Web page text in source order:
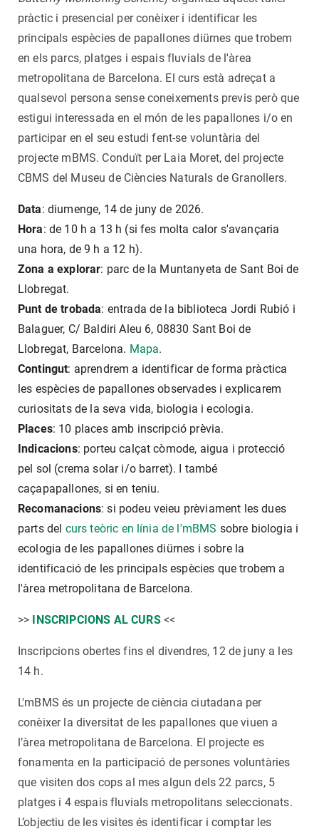
pràctic i presencial per conèixer i identificar les
principals espècies de papallones diürnes que trobem
en els parcs, platges i espais fluvials de l'àrea
metropolitana de Barcelona. El curs està adreçat a
qualsevol persona sense coneixements previs però que
estigui interessada en el món de les papallones i/o en
participar en el seu estudi fent-se voluntària del
projecte mBMS. Conduït per Laia Moret, del projecte
CBMS del Museu de Ciències Naturals de Granollers.
Data: diumenge, 14 de juny de 2026.
Hora: de 10 h a 13 h (si fes molta calor s'avançaria
una hora, de 9 h a 12 h).
Zona a explorar: parc de la Muntanyeta de Sant Boi de
Llobregat.
Punt de trobada: entrada de la biblioteca Jordi Rubió i
Balaguer, C/ Baldiri Aleu 6, 08830 Sant Boi de
Llobregat, Barcelona. Mapa.
Contingut: aprendrem a identificar de forma pràctica
les espècies de papallones observades i explicarem
curiositats de la seva vida, biologia i ecologia.
Places: 10 places amb inscripció prèvia.
Indicacions: porteu calçat còmode, aigua i protecció
pel sol (crema solar i/o barret). I també
caçapapallones, si en teniu.
Recomanacions: si podeu veieu prèviament les dues
parts del curs teòric en línia de l'mBMS sobre biologia i
ecologia de les papallones diürnes i sobre la
identificació de les principals espècies que trobem a
l'àrea metropolitana de Barcelona.
>> INSCRIPCIONS AL CURS<<
Inscripcions obertes fins el divendres, 12 de juny a les
14 h.
L'mBMS és un projecte de ciència ciutadana per
conèixer la diversitat de les papallones que viuen a
l’àrea metropolitana de Barcelona. El projecte es
fonamenta en la participació de persones voluntàries
que visiten dos cops al mes algun dels 22 parcs, 5
platges i 4 espais fluvials metropolitans seleccionats.
L’objectiu de les visites és identificar i comptar les